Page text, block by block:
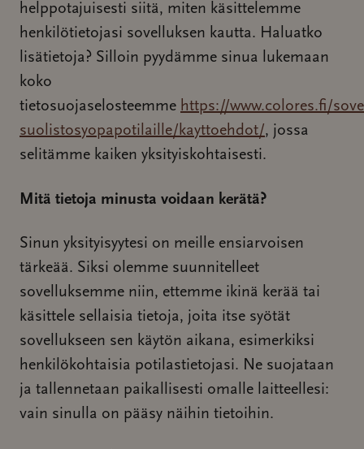
helppotajuisesti siitä, miten käsittelemme
henkilötietojasi sovelluksen kautta. Haluatko
lisätietoja? Silloin pyydämme sinua lukemaan
koko
tietosuojaselosteemme https://www.colores.fi/
suolistosyopapotilaille/kayttoehdot/, jossa
selitämme kaiken yksityiskohtaisesti.
Mitä tietoja minusta voidaan kerätä?
Sinun yksityisyytesi on meille ensiarvoisen
tärkeää. Siksi olemme suunnitelleet
sovelluksemme niin, ettemme ikinä kerää tai
käsittele sellaisia tietoja, joita itse syötät
sovellukseen sen käytön aikana, esimerkiksi
henkilökohtaisia potilastietojasi. Ne suojataan
ja tallennetaan paikallisesti omalle laitteellesi:
vain sinulla on pääsy näihin tietoihin.